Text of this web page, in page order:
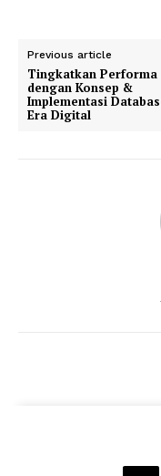
Previous article
Tingkatkan Performa
dengan Konsep &
Implementasi
Era Digital